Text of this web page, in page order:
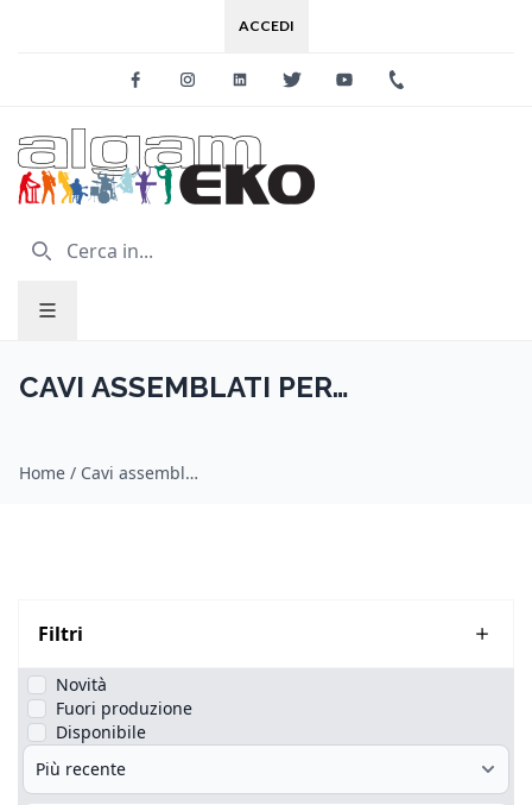
ACCEDI
FacebookInstagramLinkedinTwitter Youtube
CAVI ASSEMBLATI PER
Home / Cavi assemblati per microfono
Filtri
Novità
Fuori produzione
Disponibile